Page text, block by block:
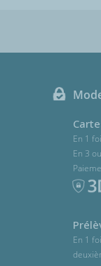
En 1
En 3
En 1